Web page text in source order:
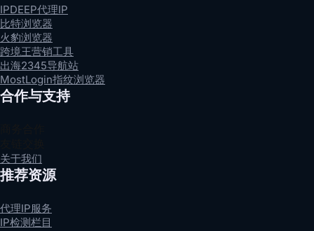
IPDEEP代理IP
比特浏览器
火豹浏览器
跨境王营销工具
出海2345导航站
MostLogin指纹浏览器
合作与支持
关于我们
推荐资源
代理IP服务
IP检测栏目